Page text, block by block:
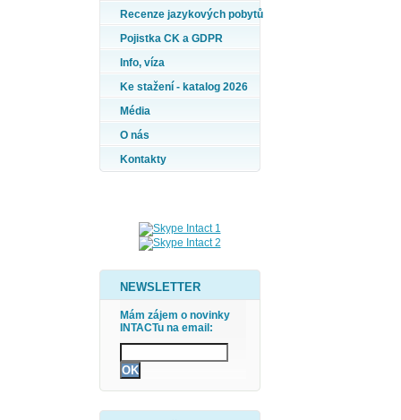
Recenze jazykových pobytů
Pojistka CK a GDPR
Info, víza
Ke stažení - katalog 2026
Média
O nás
Kontakty
NEWSLETTER
Mám zájem o novinky
INTACTu na email: